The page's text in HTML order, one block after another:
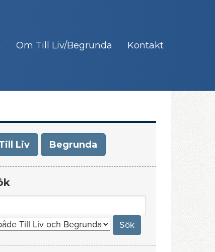
Om Till Liv/Begrunda Kontakt
Liv Begrunda